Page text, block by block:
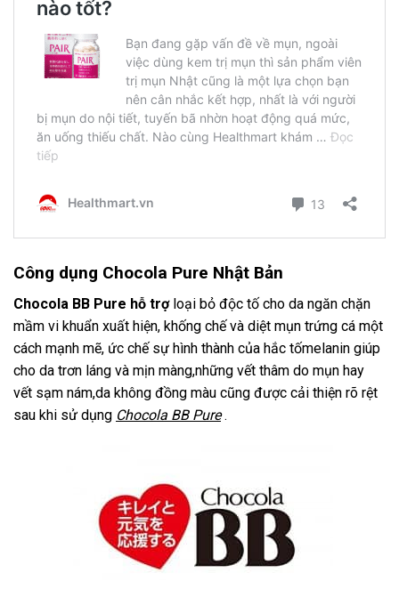
Công dụng Chocola Pure Nhật Bản
Chocola BB Pure hỗ trợloại bỏ độc tố cho da ngăn chặn
mầm vi khuẩn xuất hiện, khống chế và diệt mụn trứng cá một
cách mạnh mẽ, ức chế sự hình thành của hắc tốmelanin giúp
cho da trơn láng và mịn màng,những vết thâm do mụn hay
vết sạm nám,da không đồng màu cũng được cải thiện rõ rệt
sau khi sử dụng Chocola BB Pure.